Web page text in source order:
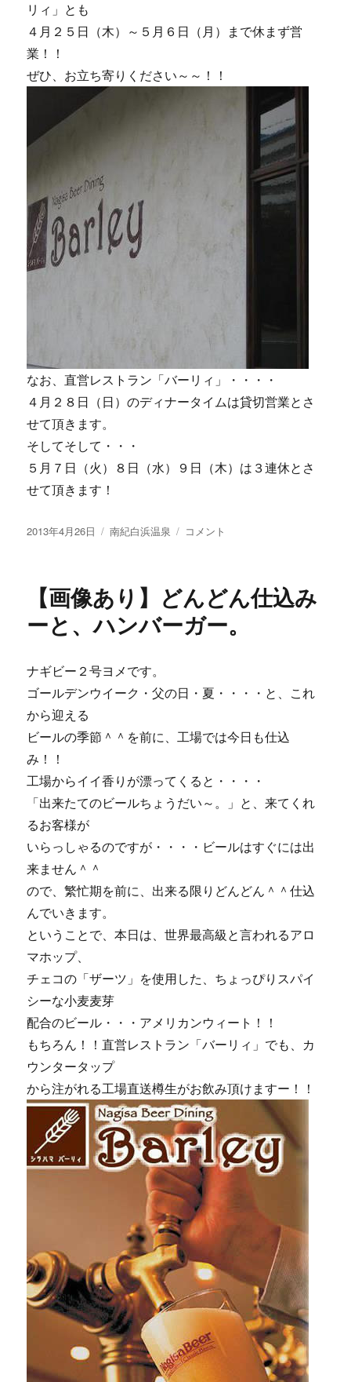
リィ」とも
４月２５日（木）～５月６日（月）まで休まず営
業！！
ぜひ、お立ち寄りください～～！！
なお、直営レストラン「バーリィ」・・・・
４月２８日（日）のディナータイムは貸切営業とさ
せて頂きます。
そしてそして・・・
５月７日（火）８日（水）９日（木）は３連休とさ
せて頂きます！
投
2013年4月26日
カ
ー
南紀白浜温泉
【画
う
す
い
う
Ｇ
Ｗ
お
ら
～
コメント
【画像あり】どんどん仕込み
ーと、ハンバーガー。
ナギビー２号ヨメです。
ゴールデンウイーク・父の日・夏・・・・と、これ
から迎える
ビールの季節＾＾を前に、工場では今日も仕込
み！！
工場からイイ香りが漂ってくると・・・・
「出来たてのビールちょうだい～。」と、来てくれ
るお客様が
いらっしゃるのですが・・・・ビールはすぐには出
来ません＾＾
ので、繁忙期を前に、出来る限りどんどん＾＾仕込
んでいきます。
ということで、本日は、世界最高級と言われるアロ
マホップ、
チェコの「ザーツ」を使用した、ちょっぴりスパイ
シーな小麦麦芽
配合のビール・・・アメリカンウィート！！
もちろん！！直営レストラン「バーリィ」でも、カ
ウンタータップ
から注がれる工場直送樽生がお飲み頂けますー！！